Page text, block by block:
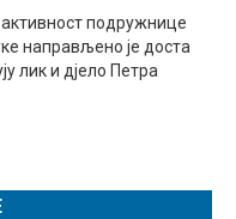
подружнице
направљено је доста
лик и дјело Петра